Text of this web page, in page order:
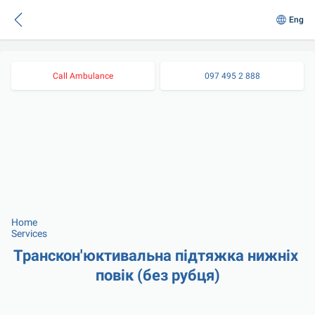
Eng
Call Ambulance 097 495 2 888
Home
Services
Транскон'юктивальна підтяжка нижніх
повік (без рубця)